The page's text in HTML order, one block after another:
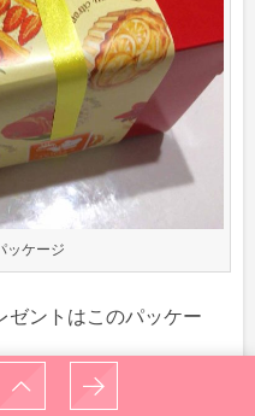
ッケージ
ントはこのパッケー